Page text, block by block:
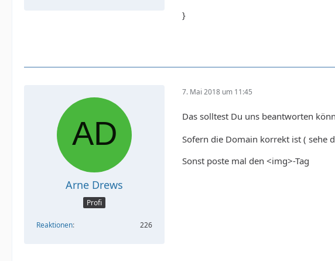
}
Arne Drews
Profi
Reaktionen 226
7. Mai 2018 um 11:45
Das solltest Du uns beantworten
Sofern die Domain korrekt ist ( sehe
Sonst poste mal den <img>-Tag